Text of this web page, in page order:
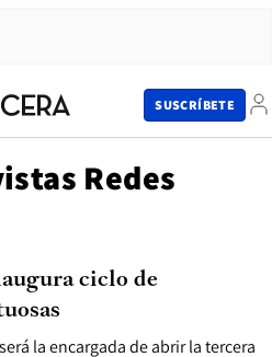
SUSCRÍBETE
Redes
la encargada de abrir la tercera
ciclo de